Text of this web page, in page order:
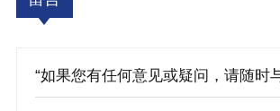
“如果您有任何意见或疑问，请随时